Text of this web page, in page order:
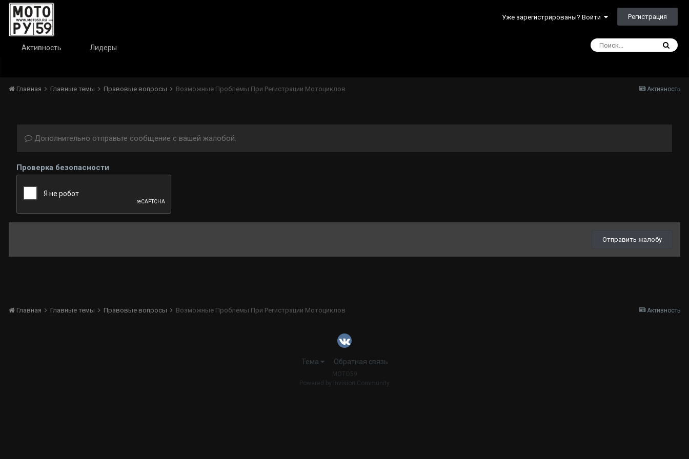
Уже зарегистрированы? Войти Регистрация
Активность Лидеры
Активность
Главная Главные темы Правовые вопросы Возможные Проблемы При Регистрации Мотоциклов
Дополнительно отправьте сообщение с вашей жалобой.
Проверка безопасности
Отправить жалобу
Активность
Главная Главные темы Правовые вопросы Возможные Проблемы При Регистрации Мотоциклов
Тема Обратная связь
MOTO59
Powered by Invision Community